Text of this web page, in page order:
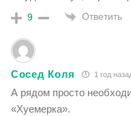
9 Ответить
Сосед Коля 1 год
А рядом просто
«Хуемерка».